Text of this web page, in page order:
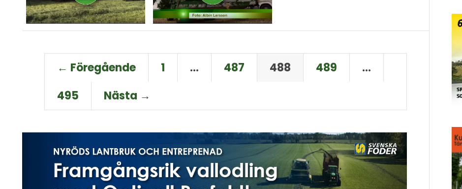
← Föregående 1 … 487 488 489
…
495
Nästa →